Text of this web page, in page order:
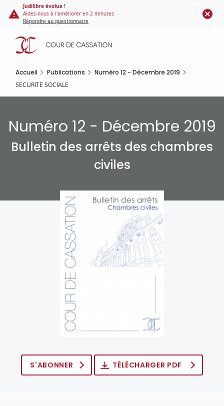
Panneau de gestion des cookies
contenu
principal
Judilibre évolue !
Aidez-nous à l'améliorer en 2 minutes
Répondre au questionnaire
Accueil Publications Numéro 12 - Décembre 2019
SECURITE SOCIALE
Numéro 12 - Décembre 2019
Bulletin des arrêts des chambres
civiles
S'ABONNER TÉLÉCHARGER PDF